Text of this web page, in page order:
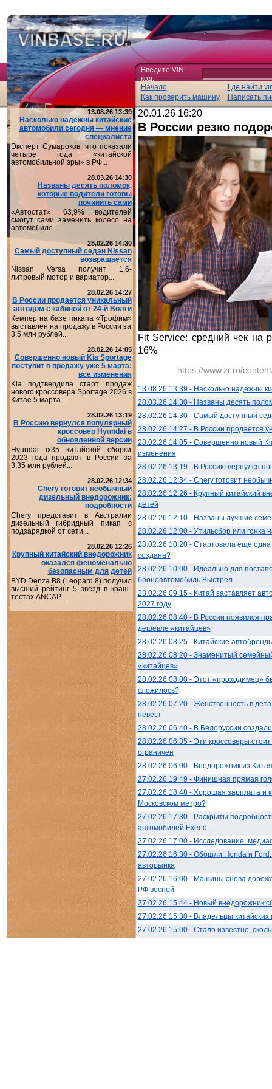
Введите VIN-
код:
Начало
Где найти
Как проверить машину
Написать
13.08.26 13:39
Насколько надежны китайские
автомобили сегодня — мнение
специалиста
Эксперт Сумароков: что показали
четыре года «китайской
автомобильной эры» в РФ...
28.03.26 14:30
Названы десять поломок,
которые водители готовы
починить сами
«Автостат»: 63,9% водителей
смогут сами заменить колесо на
автомобиле...
28.02.26 14:30
Самый доступный седан Nissan
возвращается
Nissan Versa получит 1,6-
литровый мотор и вариатор...
28.02.26 14:27
В России продается уникальный
автодом с кабиной от 24-й Волги
Кемпер на базе пикапа «Трофим»
выставлен на продажу в России за
3,5 млн рублей...
28.02.26 14:05
Совершенно новый Kia Sportage
поступит в продажу уже 5 марта:
все изменения
Kia подтвердила старт продаж
нового кроссовера Sportage 2026 в
Китае 5 марта...
28.02.26 13:19
В Россию вернулся популярный
кроссовер Hyundai в
обновленной версии
Hyundai ix35 китайской сборки
2023 года продают в России за
3,35 млн рублей...
28.02.26 12:34
Chery готовит необычный
дизельный внедорожник:
подробности
Chery представит в Австралии
дизельный гибридный пикап с
подзарядкой от сети...
28.02.26 12:26
Крупный китайский внедорожник
оказался феноменально
безопасным для детей
BYD Denza B8 (Leopard 8) получил
высший рейтинг 5 звёзд в краш-
тестах ANCAP...
20.01.26 16:20
В России резко
Fit Service: средний чек на
16%
https://www.zr.ru/
13.08.26 13:39 - Насколько надежны
28.03.26 14:30 - Названы десять
28.02.26 14:30 - Самый доступный
28.02.26 14:27 - В России продается
28.02.26 14:05 - Совершенно новый
изменения
28.02.26 13:19 - В Россию вернулся
28.02.26 12:34 - Chery готовит
28.02.26 12:26 - Крупный китайский
детей
28.02.26 12:10 - Названы лучшие
28.02.26 12:00 - Утильсбор или
28.02.26 10:20 - Стартовала еще
создана?
28.02.26 10:00 - Идеально для
бронеавтомобиль Выстрел
28.02.26 09:15 - Китай заставляет
2027 году
28.02.26 08:40 - В России появился
дешевле «китайцев»
28.02.26 08:25 - Китайские
28.02.26 08:20 - Знаменитый
«китайцев»
28.02.26 08:00 - Этот «проходимец»
сложилось?
28.02.26 07:20 - Женственность в
невест
28.02.26 06:40 - В Белоруссии
28.02.26 06:35 - Эти кроссоверы
ограничен
28.02.26 06:00 - Внедорожник из
27.02.26 19:49 - Финишная прямая
27.02.26 18:48 - Хорошая зарплата и
Московском метро?
27.02.26 17:30 - Раскрыты
автомобилей Exeed
27.02.26 17:00 - Исследование:
27.02.26 16:30 - Обошли Honda и Ford:
авторынка
27.02.26 16:00 - Машины снова
РФ весной
27.02.26 15:44 - Новый внедорожник
27.02.26 15:30 - Владельцы
27.02.26 15:00 - Стало известно,